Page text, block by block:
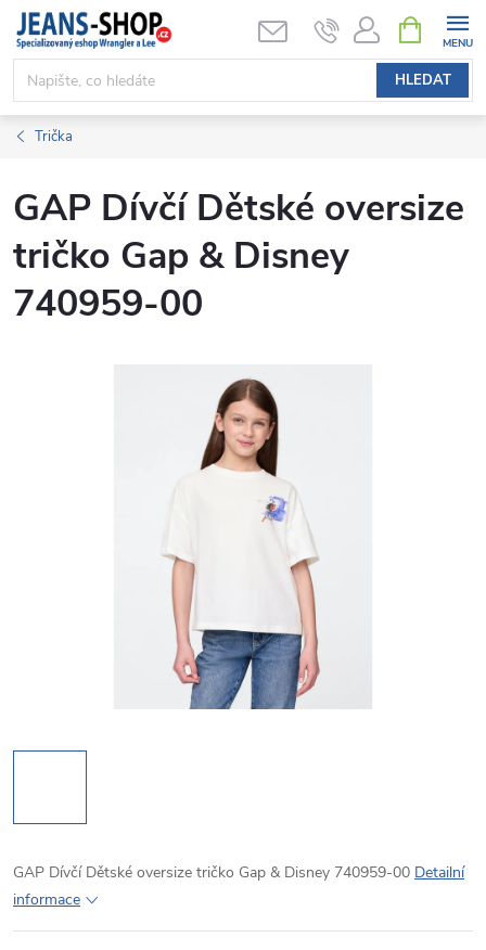
Přejít
obsah
HLEDAT
NÁKUPNÍ
KOŠÍK
Trička
GAP Dívčí Dětské oversize
tričko Gap & Disney
740959-00
GAP Dívčí Dětské oversize tričko Gap & Disney 740959-00 Detailní
informace